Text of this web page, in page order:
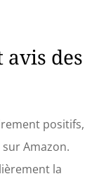
des
positifs,
Amazon.
la